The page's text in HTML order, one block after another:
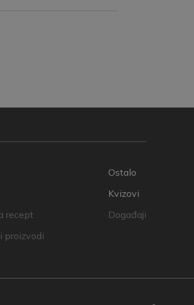
recept
proizvodi
Ostalo
Kvizovi
Događaji